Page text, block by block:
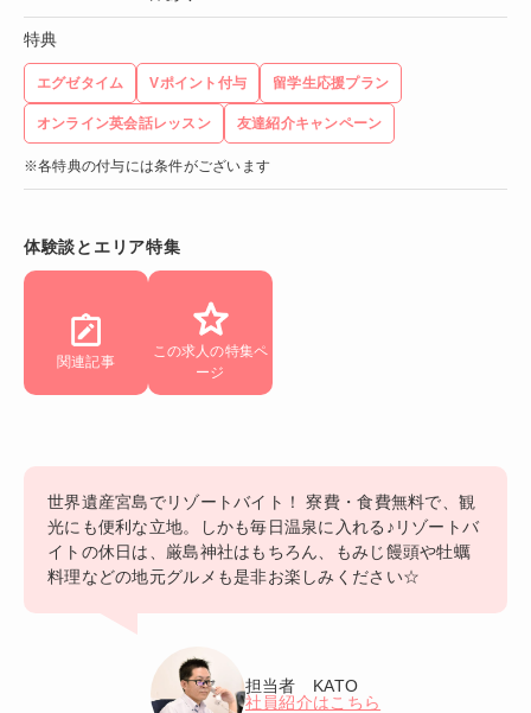
特典
エグゼタイム Vポイント付与 留学生応援プラン
オンライン英会話レッスン 友達紹介キャンペーン
※各特典の付与には条件がございます
体験談とエリア特集
関連記事
この求人の特集ペ
ージ
世界遺産宮島でリゾートバイト！ 寮費・食費無料で、観
光にも便利な立地。しかも毎日温泉に入れる♪リゾートバ
イトの休日は、厳島神社はもちろん、もみじ饅頭や牡蠣
料理などの地元グルメも是非お楽しみください☆
担当者 KATO
社員紹介はこちら